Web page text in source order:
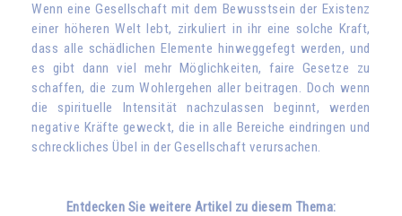
Wenn eine Gesellschaft mit dem Bewusstsein der Existenz
einer höheren Welt lebt, zirkuliert in ihr eine solche Kraft,
dass alle schädlichen Elemente hinweggefegt werden, und
es gibt dann viel mehr Möglichkeiten, faire Gesetze zu
schaffen, die zum Wohlergehen aller beitragen. Doch wenn
die spirituelle Intensität nachzulassen beginnt, werden
negative Kräfte geweckt, die in alle Bereiche eindringen und
schreckliches Übel in der Gesellschaft verursachen.
Entdecken Sie weitere Artikel zu diesem Thema: